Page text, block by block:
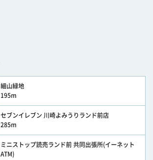
細山緑地
195m
セブンイレブン 川崎よみうりランド前店
285m
ミニストップ読売ランド前 共同出張所(イーネット
ATM)